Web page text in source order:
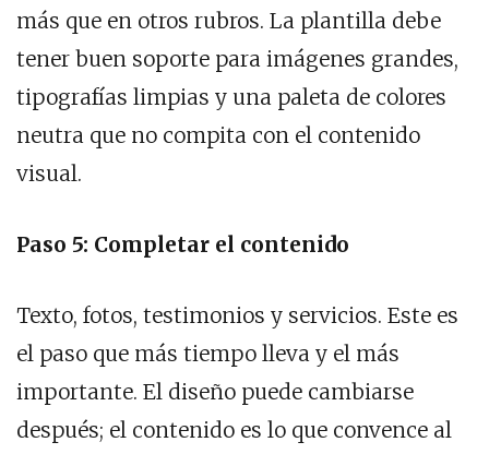
más que en otros rubros. La plantilla debe
tener buen soporte para imágenes grandes,
tipografías limpias y una paleta de colores
neutra que no compita con el contenido
visual.
Paso 5: Completar el contenido
Texto, fotos, testimonios y servicios. Este es
el paso que más tiempo lleva y el más
importante. El diseño puede cambiarse
después; el contenido es lo que convence al